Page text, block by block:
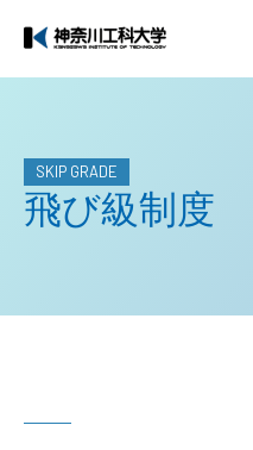
SKIP GRADE
飛び級制度